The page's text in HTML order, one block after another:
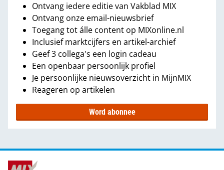
Ontvang iedere editie van Vakblad MIX
Ontvang onze email-nieuwsbrief
Toegang tot álle content op MIXonline.nl
Inclusief marktcijfers en artikel-archief
Geef 3 collega's een login cadeau
Een openbaar persoonlijk profiel
Je persoonlijke nieuwsoverzicht in MijnMIX
Reageren op artikelen
Word abonnee